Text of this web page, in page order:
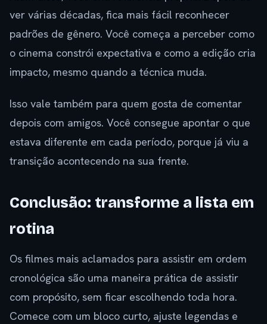
ver várias décadas, fica mais fácil reconhecer
padrões de gênero. Você começa a perceber como
o cinema constrói expectativa e como a edição cria
impacto, mesmo quando a técnica muda.
Isso vale também para quem gosta de comentar
depois com amigos. Você consegue apontar o que
estava diferente em cada período, porque já viu a
transição acontecendo na sua frente.
Conclusão: transforme a lista em
rotina
Os filmes mais aclamados para assistir em ordem
cronológica são uma maneira prática de assistir
com propósito, sem ficar escolhendo toda hora.
Comece com um bloco curto, ajuste legendas e